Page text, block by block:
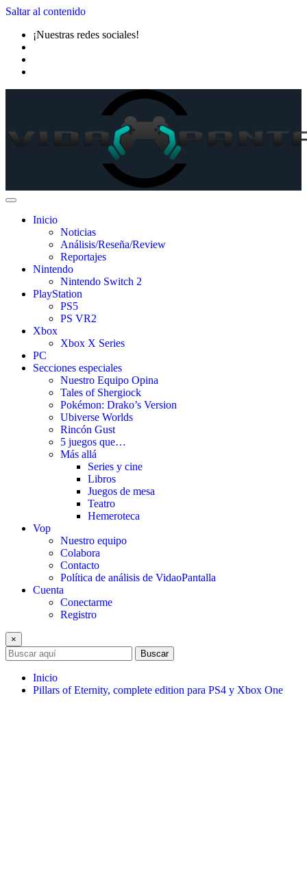
Saltar al contenido
¡Nuestras redes sociales!
Inicio
Noticias
Análisis/Reseña/Review
Reportajes
Nintendo
Nintendo Switch 2
PlayStation
PS5
PS VR2
Xbox
Xbox X Series
PC
Secciones especiales
Nuestro Equipo Opina
Tales of Shergiock
Pokémon: Drako’s Version
Ubiverse Worlds
Rincón Gust
5 juegos que…
Más allá
Series y cine
Libros
Juegos de mesa
Teatro
Hemeroteca
Vop
Nuestro equipo
Colabora
Contacto
Política de análisis de VidaoPantalla
Cuenta
Conectarme
Registro
×
Buscar
Inicio
Pillars of Eternity, complete edition para PS4 y Xbox One